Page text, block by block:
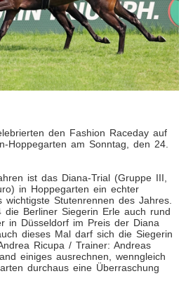
den Fashion Raceday auf
Hoppegarten am Sonntag, den 24.
ist das Diana-Trial (Gruppe III,
in Hoppegarten ein echter
wichtigste Stutenrennen des Jahres.
die Berliner Siegerin Erle auch rund
in Düsseldorf im Preis der Diana
dieses Mal darf sich die Siegerin
Ricupa / Trainer: Andreas
einiges ausrechnen, wenngleich
durchaus eine Überraschung